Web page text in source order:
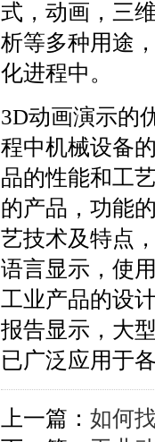
式，动画，三
析等多种用途
化进程中。
3D动画演示的
程中机械设备
品的性能和工
的产品，功能
艺技术及特点
语言显示，使
工业产品的设
报告显示，大
已广泛应用于
上一篇： 如何